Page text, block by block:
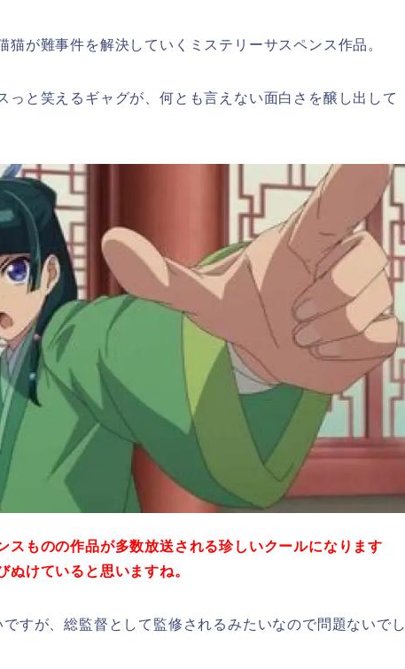
猫が難事件を解決していくミステリーサスペンス作品。
っと笑えるギャグが、何とも言えない面白さを醸し出して
スものの作品が多数放送される珍しいクールになります
けていると思いますね。
すが、総監督として監修されるみたいなので問題ないでし